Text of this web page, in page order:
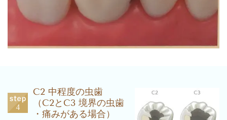
C2 中程度の虫歯
（C2とC3 境界の虫歯
・痛みがある場合）